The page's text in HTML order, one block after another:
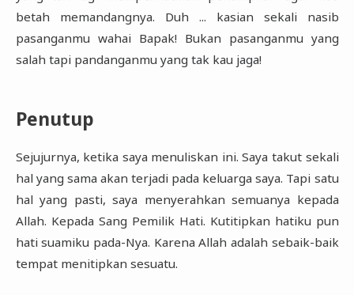
betah memandangnya. Duh ... kasian sekali nasib
pasanganmu wahai Bapak! Bukan pasanganmu yang
salah tapi pandanganmu yang tak kau jaga!
Penutup
Sejujurnya, ketika saya menuliskan ini. Saya takut sekali
hal yang sama akan terjadi pada keluarga saya. Tapi satu
hal yang pasti, saya menyerahkan semuanya kepada
Allah. Kepada Sang Pemilik Hati. Kutitipkan hatiku pun
hati suamiku pada-Nya. Karena Allah adalah sebaik-baik
tempat menitipkan sesuatu.